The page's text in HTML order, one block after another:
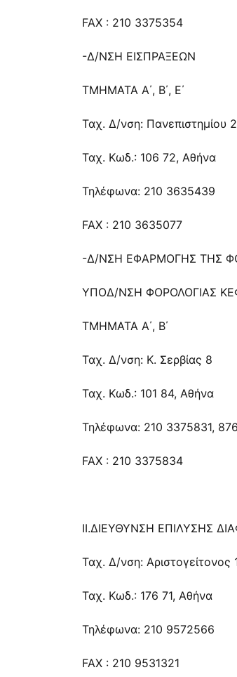
FAX : 210 3375354
-Δ/ΝΣΗ ΕΙΣΠΡΑΞΕΩΝ
ΤΜΗΜΑΤΑ A΄, Β΄, Ε΄
Ταχ. Δ/νση: Πανεπιστημίου
Ταχ. Κωδ.: 106 72, Αθήνα
Τηλέφωνα: 210 3635439
FAX : 210 3635077
-Δ/ΝΣΗ ΕΦΑΡΜΟΓΗΣ ΤΗΣ
ΥΠΟΔ/ΝΣΗ ΦΟΡΟΛΟΓΙΑΣ
ΤΜΗΜΑΤΑ Α΄, Β΄
Ταχ. Δ/νση: Κ. Σερβίας 8
Ταχ. Κωδ.: 101 84, Αθήνα
Τηλέφωνα: 210 3375831,
FAX : 210 3375834
ΙΙ.ΔΙΕΥΘΥΝΣΗ ΕΠΙΛΥΣΗΣ
Ταχ. Δ/νση: Αριστογείτονος
Ταχ. Κωδ.: 176 71, Αθήνα
Τηλέφωνα: 210 9572566
FAX : 210 9531321